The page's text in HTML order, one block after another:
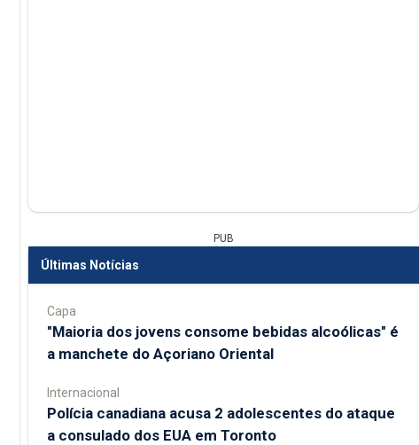
PUB
Últimas Notícias
Capa
"Maioria dos jovens consome bebidas alcoólicas" é
a manchete do Açoriano Oriental
Internacional
Polícia canadiana acusa 2 adolescentes do ataque
a consulado dos EUA em Toronto